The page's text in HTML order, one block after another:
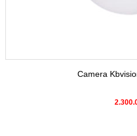
Camera